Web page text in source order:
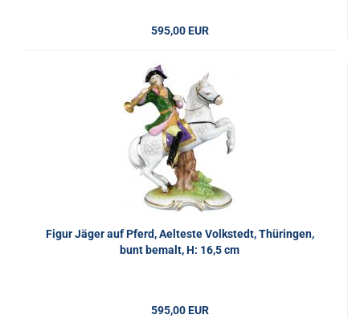
595,00 EUR
Figur Jäger auf Pferd, Aelteste Volkstedt, Thüringen,
bunt bemalt, H: 16,5 cm
595,00 EUR